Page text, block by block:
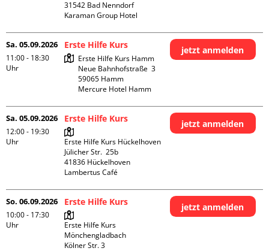
31542 Bad Nenndorf
Karaman Group Hotel
Sa. 05.09.2026
11:00 - 18:30
Uhr
Erste Hilfe Kurs
Erste Hilfe Kurs Hamm
Neue Bahnhofstraße  3
59065 Hamm
Mercure Hotel Hamm
jetzt anmelden
Sa. 05.09.2026
12:00 - 19:30
Uhr
Erste Hilfe Kurs
Erste Hilfe Kurs Hückelhoven
Jülicher Str.  25b
41836 Hückelhoven
Lambertus Café
jetzt anmelden
So. 06.09.2026
10:00 - 17:30
Uhr
Erste Hilfe Kurs
Erste Hilfe Kurs
Mönchengladbach
Kölner Str. 3
jetzt anmelden